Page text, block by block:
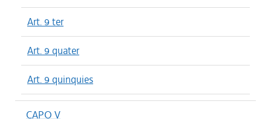
Art. 9 ter
Art. 9 quater
Art. 9 quinquies
CAPO V